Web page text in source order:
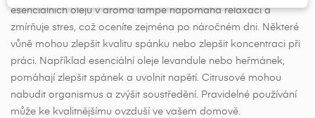
esenciálních olejů v aroma lampě napomáhá relaxaci a
zmírňuje stres, což oceníte zejména po náročném dni. Některé
vůně mohou zlepšit kvalitu spánku nebo zlepšit koncentraci při
práci. Například esenciální oleje levandule nebo heřmánek,
pomáhají zlepšit spánek a uvolnit napětí. Citrusové mohou
nabudit organismus a zvýšit soustředění. Pravidelné používání
může ke kvalitnějšímu ovzduší ve vašem domově.